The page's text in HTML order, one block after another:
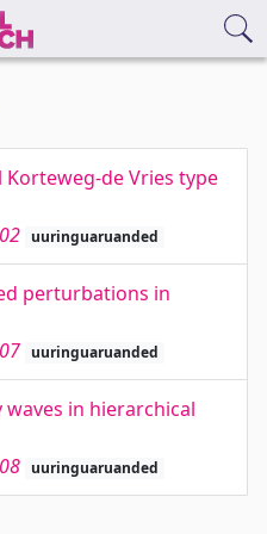
de Vries type
uuringuaruanded
perturbations in
uuringuaruanded
in hierarchical
uuringuaruanded